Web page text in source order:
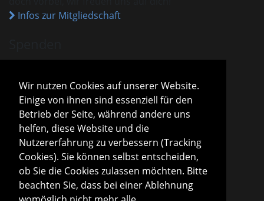
Wir nutzen Cookies auf unserer Website.
Einige von ihnen sind essenziell für den
Betrieb der Seite, während andere uns
helfen, diese Website und die
Nutzererfahrung zu verbessern (Tracking
Cookies). Sie können selbst entscheiden,
ob Sie die Cookies zulassen möchten. Bitte
beachten Sie, dass bei einer Ablehnung
Infos zur Mitgliedschaft
VHM ist als gemeinnützig anerkannt.
Spenden und Beiträge sind mit dem aktuellen
Freistellungsbescheid steuerlich absetzbar.
Sparda-Bank München
IBAN
DE13 7009 0500 0001 2800 15
GENODEF1S04
Infos zu Spenden
Vorstand
Roland Konopac
Erster Vorsitzender des Vorstandes